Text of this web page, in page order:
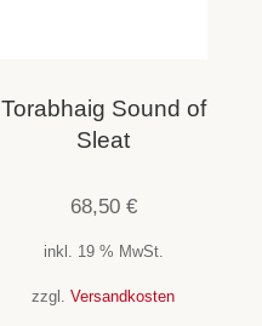
Torabhaig Sound of
Sleat
68,50 €
inkl. 19 % MwSt.
zzgl.Versandkosten